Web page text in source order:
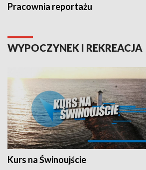
Pracownia reportażu
WYPOCZYNEK I REKREACJA
Kurs na Świnoujście